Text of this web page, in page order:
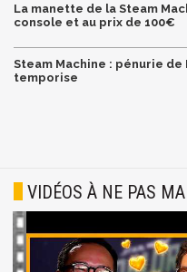
La manette de la Steam
console et au prix de 100€
Steam Machine : pénurie de
temporise
VIDÉOS À NE PAS